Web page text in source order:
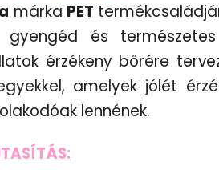
márka PET
gyengéd és
érzékeny bőrére
amelyek jólét
lennének.